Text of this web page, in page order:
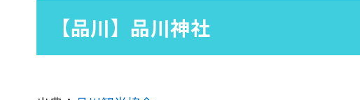
【品川】品川神社